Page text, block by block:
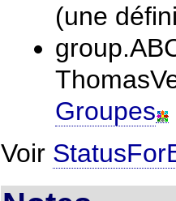
(une
Groupes
Voir